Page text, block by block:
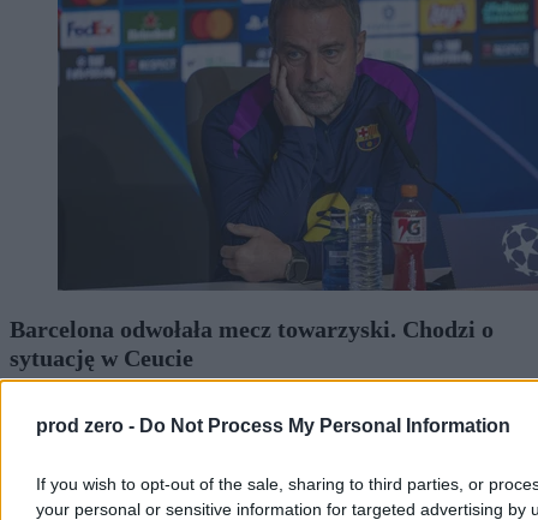
prod zero - Do Not Process My Personal Information
If you wish to opt-out of the sale, sharing to third parties, or
your personal or sensitive information for targeted advertising by
Barcelona odwołała mecz towarzyski. Chodzi o
sytuację w Ceucie
Maroku z powodu trwającego kryzysu granicznego w Ceucie,